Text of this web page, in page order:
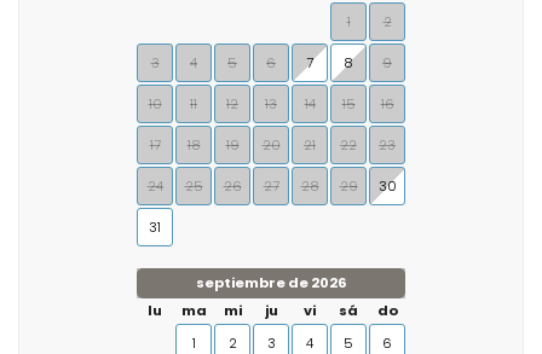
1
2
3 4 5 6 7 8 9
10 11 12 13 14 15 16
17 18 19 20 21 22 23
24 25 26 27 28 29 30
31
septiembre de 2026
lu
ma mi ju vi sá
do
1
2 3 4 5 6